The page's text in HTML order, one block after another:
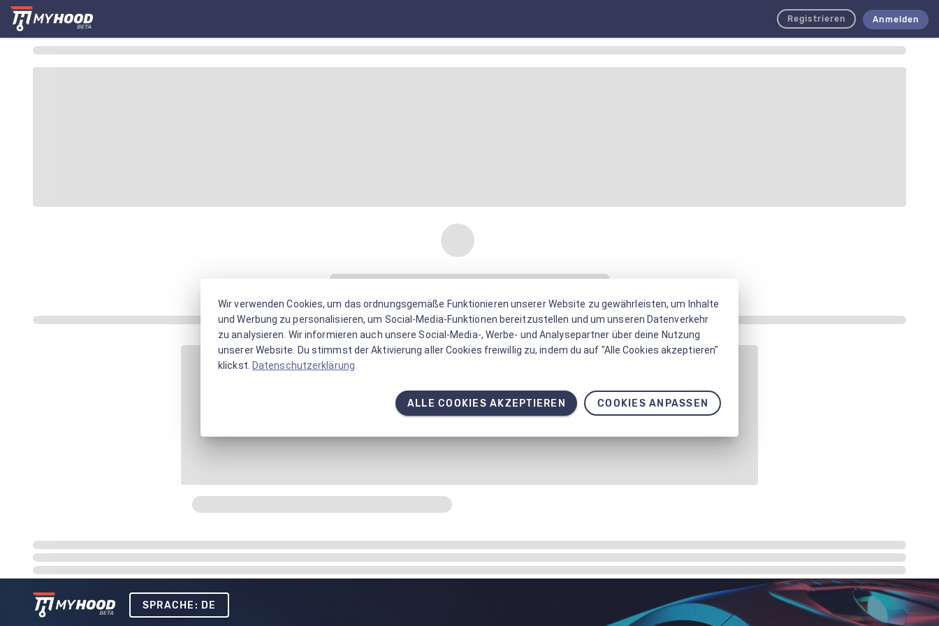
Registrieren Anmelden
SPRACHE: DE
Wir verwenden Cookies, um das ordnungsgemäße Funktionieren unserer Website zu gewährleisten, um Inhalte
und Werbung zu personalisieren, um Social-Media-Funktionen bereitzustellen und um unseren Datenverkehr
zu analysieren. Wir informieren auch unsere Social-Media-, Werbe- und Analysepartner über deine Nutzung
unserer Website. Du stimmst der Aktivierung aller Cookies freiwillig zu, indem du auf "Alle Cookies akzeptieren"
klickst. Datenschutzerklärung
ALLE COOKIES AKZEPTIEREN COOKIES ANPASSEN